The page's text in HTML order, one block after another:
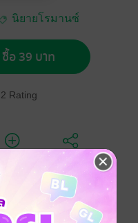
นิยายโรมานซ์
ซื้อ 39 บาท
2 Rating
แชร์
กับมาเฟียหนุ่มที่